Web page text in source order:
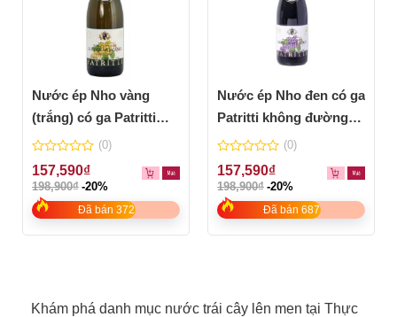
Nước ép Nho vàng
(trắng) có ga Patritti
không đường, không
cồn 750ml
0
out
of
5
(0)
157,590₫
198,900₫ -20%
Đã bán 372
Nước ép Nho đen có ga
Patritti không đường
750ml
0
out
of
5
(0)
157,590₫
198,900₫ -20%
Đã bán 687
Khám phá danh mục nước trái cây lên men tại Thực